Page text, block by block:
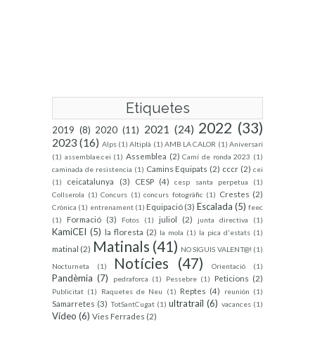
Etiquetes
2019 (8) 2020 (11) 2021 (24) 2022 (33)
2023 (16) Alps (1) Altiplà (1) AMB LA CALOR (1) Aniversari
(1) assemblae.cei (1) Assemblea (2) Camí de ronda 2023 (1)
caminada de resistencia (1) Camins Equipats (2) cccr (2) cei
(1)
ceicatalunya (3) CESP (4) cesp santa perpetua
(1)
Collserola (1) Concurs (1) concurs fotogràfic (1) Crestes (2)
Crònica (1) entrenament (1) Equipació (3) Escalada (5) feec
(1)
Formació (3) Fotos (1) juliol (2) junta directiva (1)
KamiCEI (5) la floresta (2) la mola (1) la pica d'estats (1)
matinal (2) Matinals (41) NO SIGUIS VALENT@! (1)
Nocturneta
(1) Notícies (47) Orientació (1)
Pandèmia (7) pedraforca (1) Pessebre (1) Peticions (2)
Publicitat (1) Raquetes de Neu (1) Reptes (4) reunión (1)
Samarretes (3) TotSantCugat (1) ultratrail (6) vacances (1)
Vídeo (6) Vies Ferrades (2)